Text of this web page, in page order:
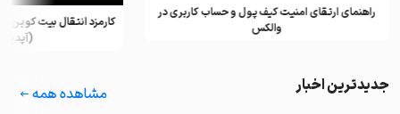
راهنمای ارتقای امنیت کیف پول و حساب کاربری در
والکس
کارمزد انتقال بیت کوین
(آپدیت
جدیدترین اخبار مشاهده همه